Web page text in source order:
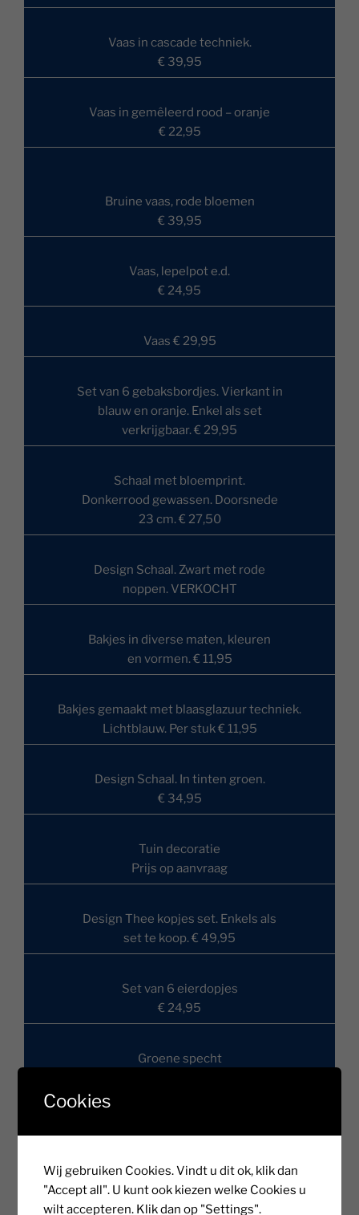
Vaas in cascade techniek.
€ 39,95
Vaas in gemêleerd rood – oranje
€ 22,95
Bruine vaas, rode bloemen
€ 39,95
Vaas, lepelpot e.d.
€ 24,95
Vaas € 29,95
Set van 6 gebaksbordjes. Vierkant in
blauw en oranje. Enkel als set
verkrijgbaar. € 29,95
Schaal met bloemprint.
Donkerrood gewassen. Doorsnede
23 cm. € 27,50
Design Schaal. Zwart met rode
noppen. VERKOCHT
Bakjes in diverse maten, kleuren
en vormen. € 11,95
Bakjes gemaakt met blaasglazuur techniek.
Lichtblauw. Per stuk € 11,95
Design Schaal. In tinten groen.
€ 34,95
Tuin decoratie
Prijs op aanvraag
Design Thee kopjes set. Enkels als
set te koop. € 49,95
Set van 6 eierdopjes
€ 24,95
Groene specht
Japans bakje
Cookies
Wij gebruiken Cookies. Vindt u dit ok, klik dan
"Accept all". U kunt ook kiezen welke Cookies u
wilt accepteren. Klik dan op "Settings".